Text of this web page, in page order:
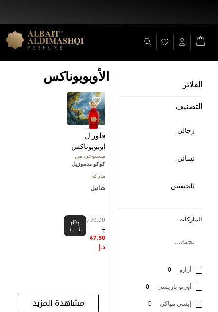
الفلاتر
التصنيف
رجالي
نسائي
للجنسين
الماركات
أزارو 0
أورتو باريسي 0
إيسي مياكي 0
الأوبوبوناكس
فلورال
اوبوبوناكس
مستوحى من
كوكو مدموزيل
ماركة
شانيل
90.00 د
.إ
67.50
د.إ
مشاهدة المزيد